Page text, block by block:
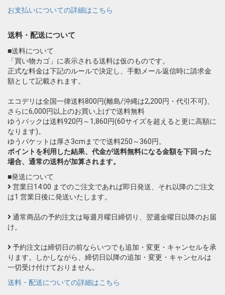
お支払いについての詳細はこちら
送料・配送について
■送料について
「買い物カゴ」に表示される送料は仮のものです。
正式な料金は下記のルールで決定し、手動メール返信時に請求金
額として記載されます。
エコデリは全国一律送料800円(離島/沖縄は2,200円・代引不可)、
さらに6,000円以上のお買い上げで送料無料
ゆうパックは送料920円～1,860円(60サイズを超えると更に高額に
なります)。
ゆうパケットは厚さ3cmまでで送料250～360円。
ポイントを利用した結果、代金が送料無料になる金額を下回った
場合、通常の送料が加算されます。
■発送について
営業日14:00 までのご注文であれば即日発送、それ以降のご注文
は1 営業日後に発送いたします。
通常商品の予約注文は毎週月曜日締切り、翌週金曜日以降のお届
け。
予約注文は締切日の前ならいつでも追加・変更・キャンセルを承
ります。しかしながら、締切日以降の追加・変更・キャンセルは
一切受け付けておりません。
送料・配送についての詳細はこちら